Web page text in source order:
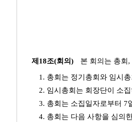
제18조(회의) 본 회의는 총회
1. 총회는 정기총회와 임시
2. 임시총회는 회장단이 소
3. 총회는 소집일자로부터 7
4. 총회는 다음 사항을 심의